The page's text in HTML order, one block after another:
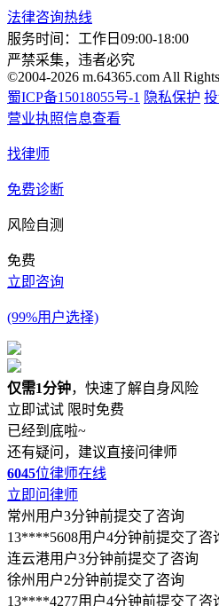
法律咨询热线
服务时间：工作日09:00-18:00
严禁采集，违者必究
©2004-2026 m.64365.com All
蜀ICP备15018055号-1 隐私保护
营业执照信息查看
找律师
免费诊断
风险自测
免费
立即咨询
(99%用户选择)
仅需1分钟，快速了解自身风险
立即试试 限时免费
已经到底啦~
还有疑问，建议直接问律师
6045位律师在线
立即问律师
常州用户3分钟前提交了咨询
13****5608用户4分钟前提交了咨
连云港用户3分钟前提交了咨询
徐州用户2分钟前提交了咨询
13****4277用户4分钟前提交了咨